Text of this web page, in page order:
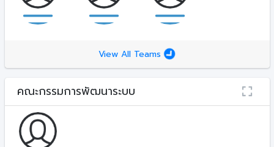
View All Teams
คณะกรรมการพัฒนาระบบ